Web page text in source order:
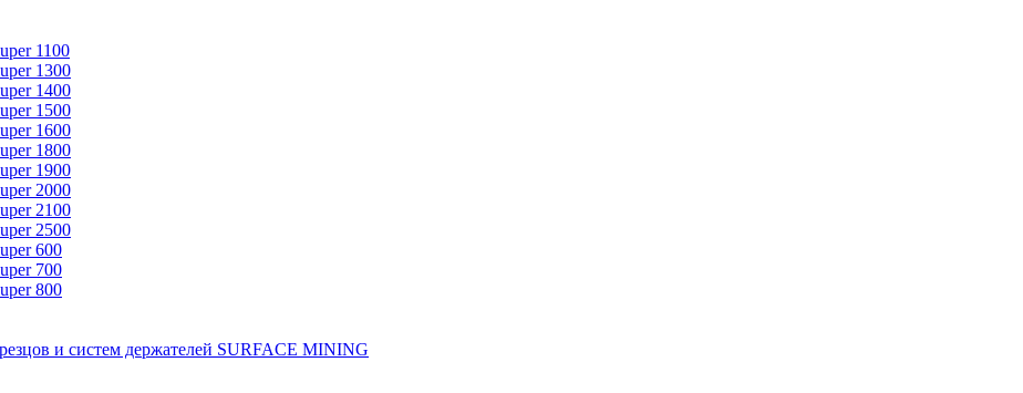
1100
1300
1400
1500
1600
1800
1900
2000
2100
2500
600
700
800
и систем держателей SURFACE MINING